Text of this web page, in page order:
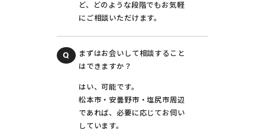
ど、どのような段階でもお気軽
にご相談いただけます。
まずはお会いして相談すること
はできますか？
はい、可能です。
松本市・安曇野市・塩尻市周辺
であれば、必要に応じてお伺い
しています。